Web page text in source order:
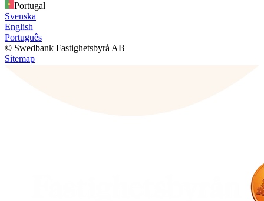
Portugal
Svenska
English
Português
© Swedbank Fastighetsbyrå AB
Sitemap